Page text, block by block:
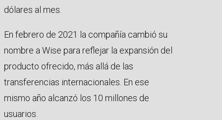
dólares al mes.
En febrero de 2021 la compañía cambió su
nombre a Wise para reflejar la expansión del
producto ofrecido, más allá de las
transferencias internacionales. En ese
mismo año alcanzó los 10 millones de
usuarios.